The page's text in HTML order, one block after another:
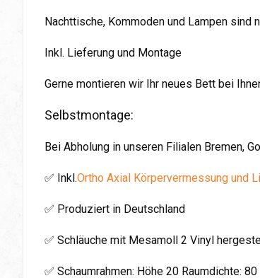
Nachttische, Kommoden und Lampen
Inkl. Lieferung und Montage
Gerne montieren wir Ihr neues Bett bei
Selbstmontage:
Bei Abholung in unseren Filialen Bremen,
✅ Inkl.Ortho Axial Körpervermessung und
✅ Produziert in Deutschland
✅ Schläuche mit Mesamoll 2 Vinyl
✅ Schaumrahmen: Höhe 20 Raumdichte: